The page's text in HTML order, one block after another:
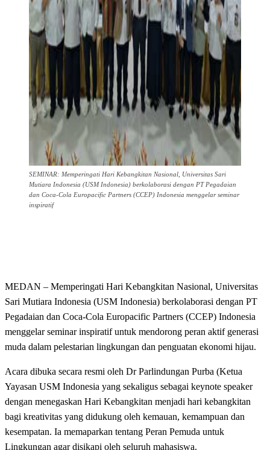
SEMINAR: Memperingati Hari Kebangkitan Nasional, Universitas Sari
Mutiara Indonesia (USM Indonesia) berkolaborasi dengan PT Pegadaian
dan Coca-Cola Europacific Partners (CCEP) Indonesia menggelar seminar
inspiratif
MEDAN – Memperingati Hari Kebangkitan Nasional, Universitas
Sari Mutiara Indonesia (USM Indonesia) berkolaborasi dengan PT
Pegadaian dan Coca-Cola Europacific Partners (CCEP) Indonesia
menggelar seminar inspiratif untuk mendorong peran aktif generasi
muda dalam pelestarian lingkungan dan penguatan ekonomi hijau.
Acara dibuka secara resmi oleh Dr Parlindungan Purba (Ketua
Yayasan USM Indonesia yang sekaligus sebagai keynote speaker
dengan menegaskan Hari Kebangkitan menjadi hari kebangkitan
bagi kreativitas yang didukung oleh kemauan, kemampuan dan
kesempatan. Ia memaparkan tentang Peran Pemuda untuk
Lingkungan agar disikapi oleh seluruh mahasiswa.